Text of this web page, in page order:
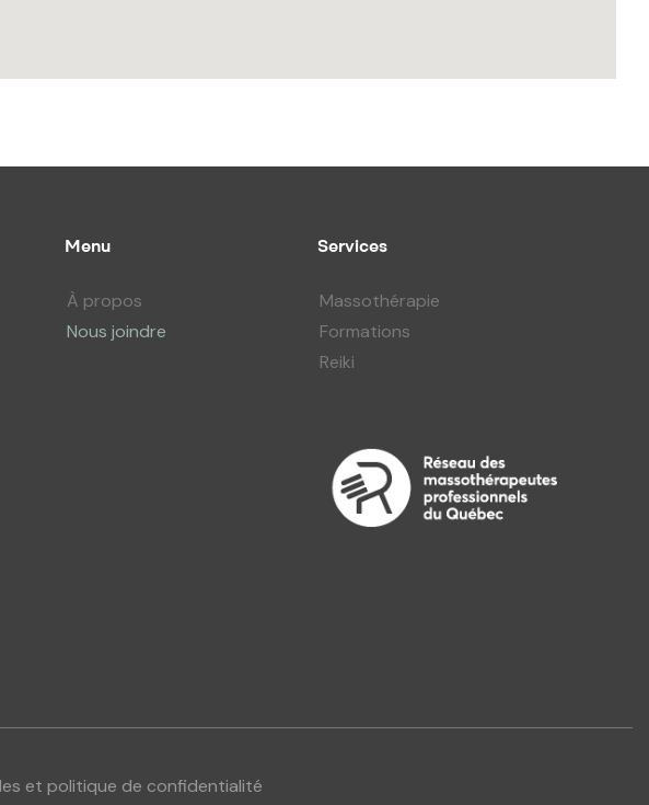
Menu
À propos
Nous joindre
Services
Massothérapie
Formations
Reiki
et politique de confidentialité